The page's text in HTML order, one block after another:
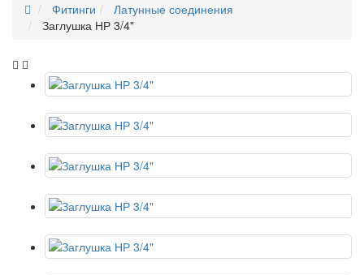
Фитинги
Латунные соединения
Заглушка НР 3/4"